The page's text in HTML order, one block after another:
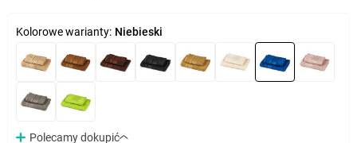
Kolorowe warianty: Niebieski
Polecamy dokupić